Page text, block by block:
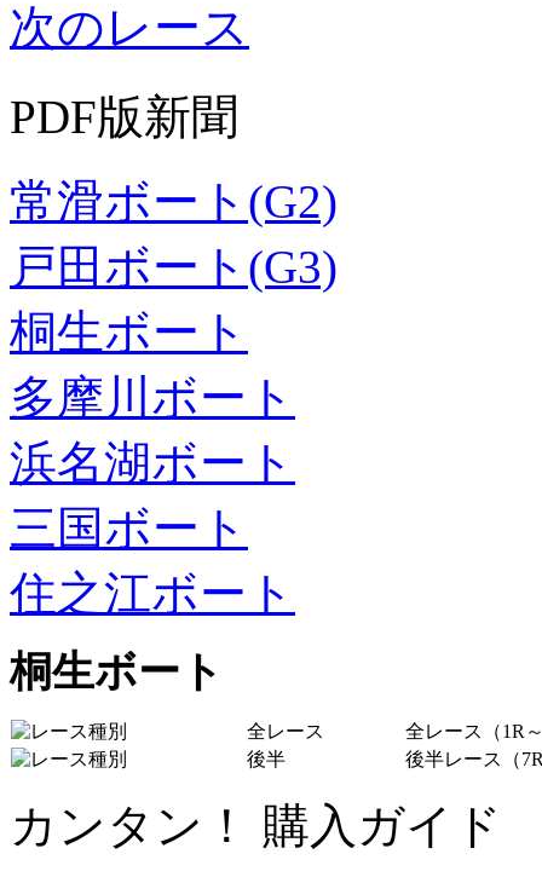
次のレース
PDF版新聞
常滑ボート(G2)
戸田ボート(G3)
桐生ボート
多摩川ボート
浜名湖ボート
三国ボート
住之江ボート
桐生ボート
全レース
全レース（1R
後半
後半レース（
カンタン！ 購入ガイド